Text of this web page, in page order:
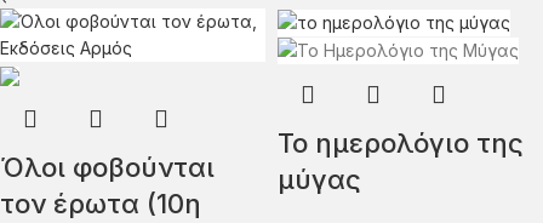
Όλοι φοβούνται
τον έρωτα (10η
Το ημερολόγιο της
μύγας